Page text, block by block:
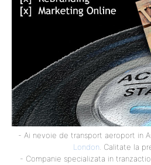
- Ai nevoie de transport aeroport in
London. Calitate la
- Companie specializata in